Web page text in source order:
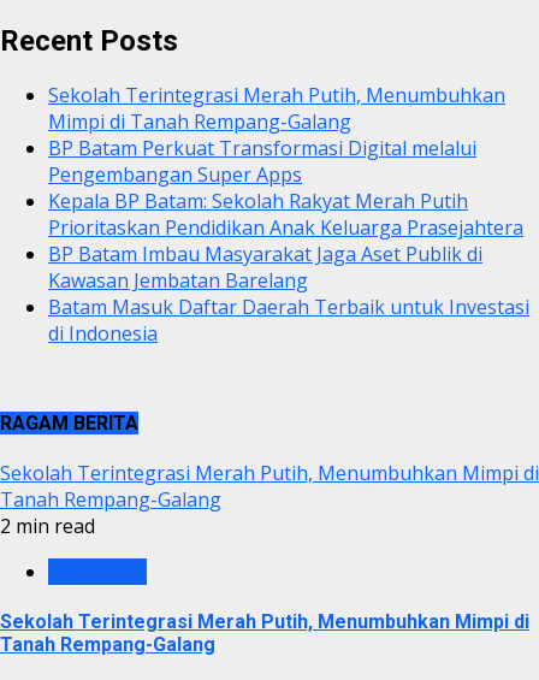
Recent Posts
Sekolah Terintegrasi Merah Putih, Menumbuhkan
Mimpi di Tanah Rempang-Galang
BP Batam Perkuat Transformasi Digital melalui
Pengembangan Super Apps
Kepala BP Batam: Sekolah Rakyat Merah Putih
Prioritaskan Pendidikan Anak Keluarga Prasejahtera
BP Batam Imbau Masyarakat Jaga Aset Publik di
Kawasan Jembatan Barelang
Batam Masuk Daftar Daerah Terbaik untuk Investasi
di Indonesia
RAGAM BERITA
Sekolah Terintegrasi Merah Putih, Menumbuhkan Mimpi di
Tanah Rempang-Galang
2 min read
Sekolah Terintegrasi Merah Putih, Menumbuhkan Mimpi di
Tanah Rempang-Galang